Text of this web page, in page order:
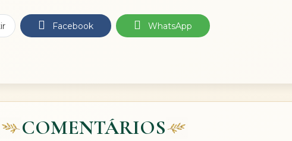
Facebook WhatsApp
COMENTÁRIOS